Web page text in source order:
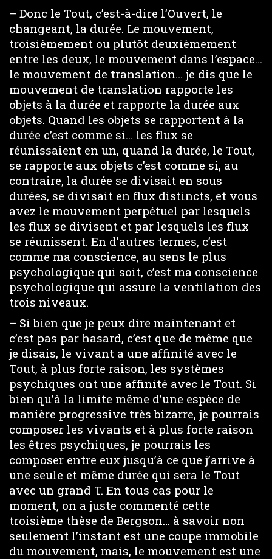
– Donc le Tout, c’est-à-dire l’Ouvert, le
changeant, la durée. Le mouvement,
troisièmement ou plutôt deuxièmement
entre les deux, le mouvement dans l’espace…
le mouvement de translation… je dis que le
mouvement de translation rapporte les
objets à la durée et rapporte la durée aux
objets. Quand les objets se rapportent à la
durée c’est comme si… les flux se
réunissaient en un, quand la durée, le Tout,
se rapporte aux objets c’est comme si, au
contraire, la durée se divisait en sous
durées, se divisait en flux distincts, et vous
avez le mouvement perpétuel par lesquels
les flux se divisent et par lesquels les flux
se réunissent. En d’autres termes, c’est
comme ma conscience, au sens le plus
psychologique qui soit, c’est ma conscience
psychologique qui assure la ventilation des
trois niveaux.
– Si bien que je peux dire maintenant et
c’est pas par hasard, c’est que de même que
je disais, le vivant a une affinité avec le
Tout, à plus forte raison, les systèmes
psychiques ont une affinité avec le Tout. Si
bien qu’à la limite même d’une espèce de
manière progressive très bizarre, je pourrais
composer les vivants et à plus forte raison
les êtres psychiques, je pourrais les
composer entre eux jusqu’à ce que j’arrive à
une seule et même durée qui sera le Tout
avec un grand T. En tous cas pour le
moment, on a juste commenté cette
troisième thèse de Bergson… à savoir non
seulement l’instant est une coupe immobile
du mouvement, mais, le mouvement est une